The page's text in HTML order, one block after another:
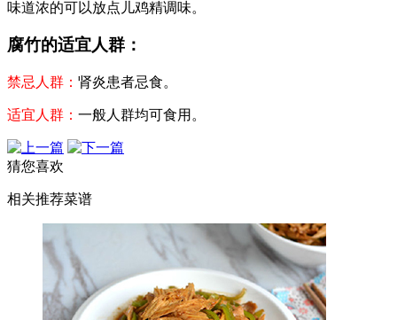
味道浓的可以放点儿鸡精调味。
腐竹的适宜人群：
禁忌人群： 肾炎患者忌食。
适宜人群： 一般人群均可食用。
猜您喜欢
相关推荐菜谱